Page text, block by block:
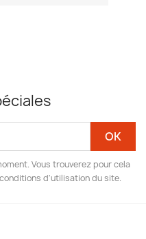
Vous trouverez pour cela
d'utilisation du site.